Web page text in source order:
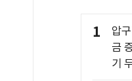
1
압
금
기